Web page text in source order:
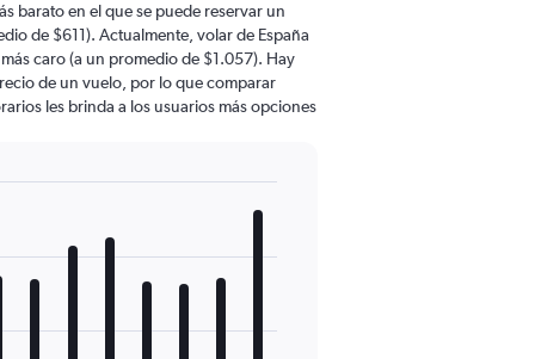
barato en el que se puede reservar un
de $611). Actualmente, volar de España
caro (a un promedio de $1.057). Hay
de un vuelo, por lo que comparar
les brinda a los usuarios más opciones